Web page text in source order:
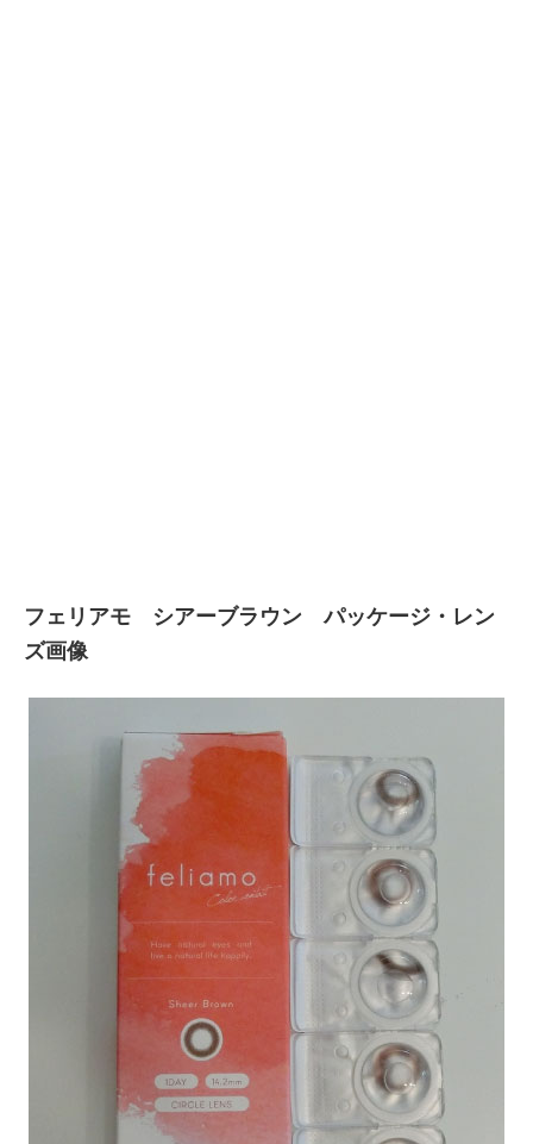
フェリアモ シアーブラウン パッケージ・レン
ズ画像